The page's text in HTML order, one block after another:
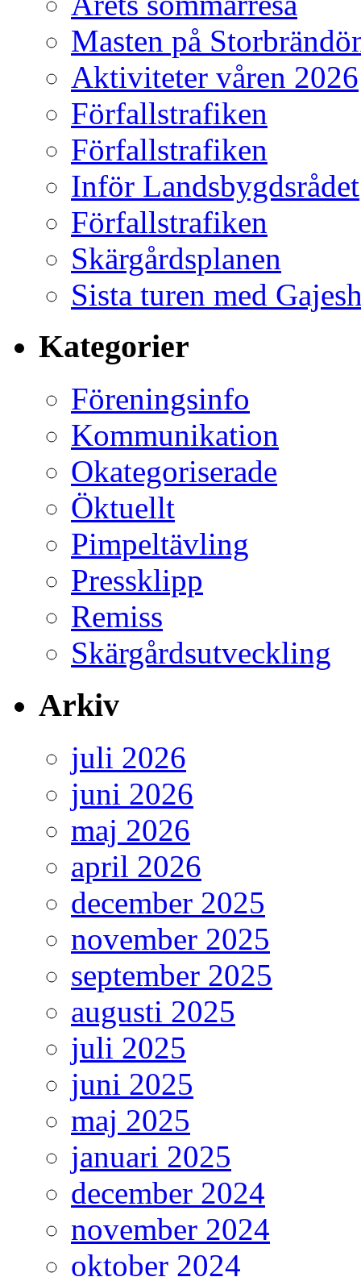
Masten på
Aktiviteter våren 2026
Förfallstrafiken
Förfallstrafiken
Inför Landsbygdsrådet
Förfallstrafiken
Skärgårdsplanen
Sista turen med
Kategorier
Föreningsinfo
Kommunikation
Okategoriserade
Öktuellt
Pimpeltävling
Pressklipp
Remiss
Skärgårdsutveckling
Arkiv
juli 2026
juni 2026
maj 2026
april 2026
december 2025
november 2025
september 2025
augusti 2025
juli 2025
juni 2025
maj 2025
januari 2025
december 2024
november 2024
oktober 2024